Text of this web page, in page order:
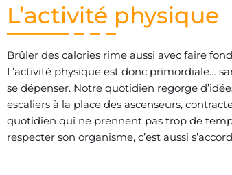
L’activité physique
Brûler des calories rime aussi avec faire
L’activité physique est donc primordiale…
se dépenser. Notre quotidien regorge
escaliers à la place des ascenseurs,
quotidien qui ne prennent pas trop de
respecter son organisme, c’est aussi